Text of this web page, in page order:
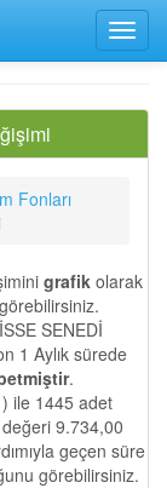
Fonları
grafik olarak
SENEDİ
1 Aylık sürede
.
ile 1445 adet
değeri 9.734,00
geçen süre
görebilirsiniz.